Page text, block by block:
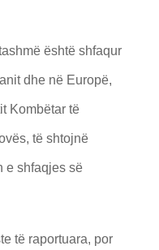
është shfaqur
dhe në Europë,
Kombëtar të
të shtojnë
e shfaqjes së
të raportuara, por